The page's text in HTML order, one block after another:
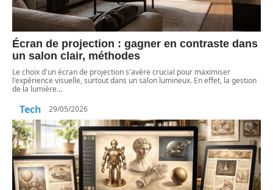
Écran de projection : gagner en contraste dans
un salon clair, méthodes
Le choix d'un écran de projection s'avère crucial pour maximiser
l'expérience visuelle, surtout dans un salon lumineux. En effet, la gestion
de la lumière…
Tech 29/05/2026